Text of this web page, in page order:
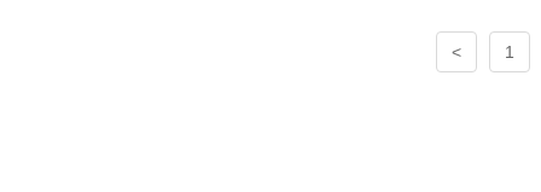
< 1